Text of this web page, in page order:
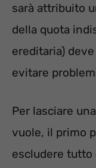
sarà attribuito
della quota
ereditaria)
evitare
Per lasciare
vuole, il primo
escludere tutto